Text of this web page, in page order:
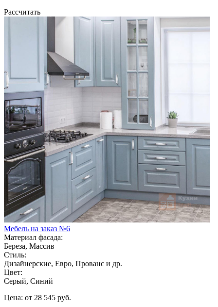
Рассчитать
Мебель на заказ №6
Материал фасада:
Береза, Массив
Стиль:
Дизайнерские, Евро, Прованс и др.
Цвет:
Серый, Синий
Цена: от 28 545 руб.